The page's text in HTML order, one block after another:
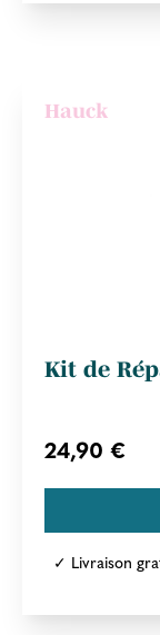
Hauck
Kit de
24,90 €
✓ Livraison